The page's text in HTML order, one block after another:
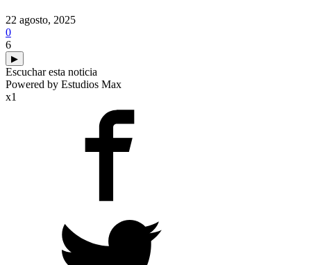
22 agosto, 2025
0
6
▶
Escuchar esta noticia
Powered by Estudios Max
x1